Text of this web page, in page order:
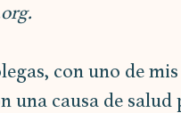
con uno de
una causa de salud